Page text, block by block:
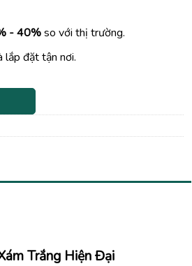
- 40%so với thị trường.
lắp đặt tận nơi.
Trắng Hiện Đại